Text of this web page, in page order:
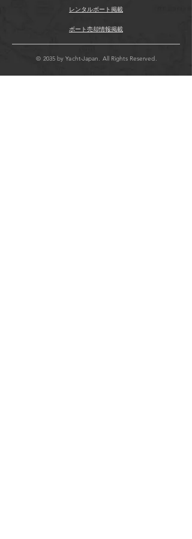
レンタルボート掲載
ボート売却情報掲載
© 2035 by Yacht-Japan. All Rights Reserved.